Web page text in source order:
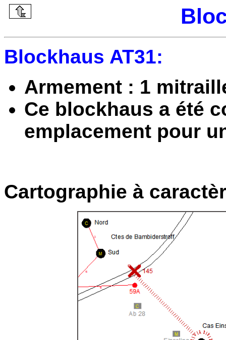
Blockhaus AT31:
Armement : 1
Ce blockhaus a été
emplacement pour
Cartographie à